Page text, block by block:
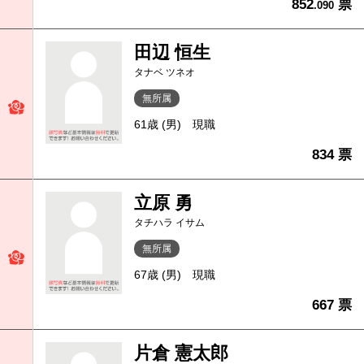
852.090 票
田辺 恒生
タナベ ツネオ
無所属
61歳 (男) 現職
834 票
立原 勇
タチハラ イサム
無所属
67歳 (男) 現職
667 票
片倉 憲太郎